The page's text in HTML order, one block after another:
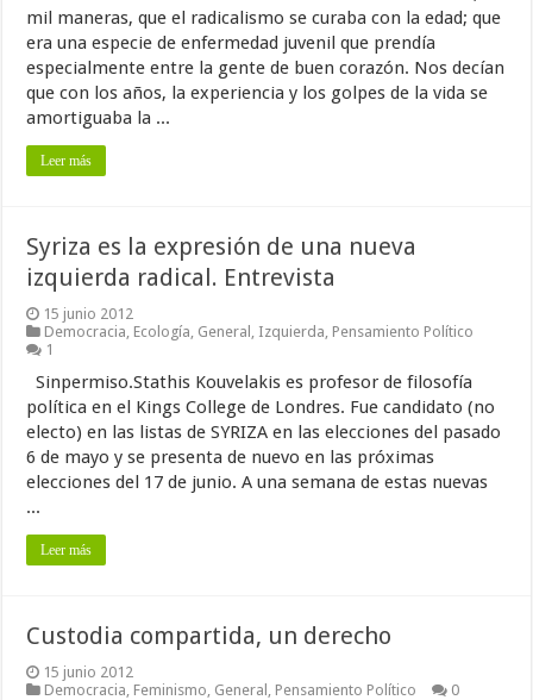
mil maneras, que el radicalismo se curaba con la edad; que
era una especie de enfermedad juvenil que prendía
especialmente entre la gente de buen corazón. Nos decían
que con los años, la experiencia y los golpes de la vida se
amortiguaba la ...
Leer más
Syriza es la expresión de una nueva
izquierda radical. Entrevista
15 junio 2012
Democracia, Ecología, General , Izquierda, Pensamiento Político
1
Sinpermiso.Stathis Kouvelakis es profesor de filosofía
política en el Kings College de Londres. Fue candidato (no
electo) en las listas de SYRIZA en las elecciones del pasado
6 de mayo y se presenta de nuevo en las próximas
elecciones del 17 de junio. A una semana de estas nuevas
...
Leer más
Custodia compartida, un derecho
15 junio 2012
Democracia, Feminismo, General , Pensamiento Político 0